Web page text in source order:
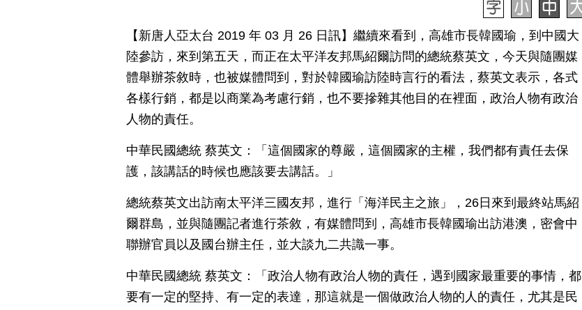
【新唐人亞太台 2019 年 03 月 26 日訊】繼續來看到，高雄市長韓國瑜，到中國大
陸參訪，來到第五天，而正在太平洋友邦馬紹爾訪問的總統蔡英文，今天與隨團媒
體舉辦茶敘時，也被媒體問到，對於韓國瑜訪陸時言行的看法，蔡英文表示，各式
各樣行銷，都是以商業為考慮行銷，也不要摻雜其他目的在裡面，政治人物有政治
人物的責任。
中華民國總統 蔡英文：「這個國家的尊嚴，這個國家的主權，我們都有責任去保
護，該講話的時候也應該要去講話。」
總統蔡英文出訪南太平洋三國友邦，進行「海洋民主之旅」，26日來到最終站馬紹
爾群島，並與隨團記者進行茶敘，有媒體問到，高雄市長韓國瑜出訪港澳，密會中
聯辦官員以及國台辦主任，並大談九二共識一事。
中華民國總統 蔡英文：「政治人物有政治人物的責任，遇到國家最重要的事情，都
要有一定的堅持、有一定的表達，那這就是一個做政治人物的人的責任，尤其是民